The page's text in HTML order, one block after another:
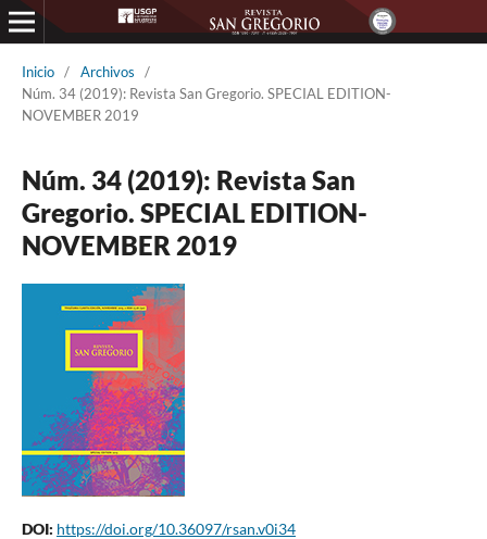
Inicio / Archivos
/
Núm. 34 (2019): Revista San Gregorio. SPECIAL EDITION-
NOVEMBER 2019
Núm. 34 (2019): Revista San
Gregorio. SPECIAL EDITION-
NOVEMBER 2019
DOI: https://doi.org/10.36097/rsan.v0i34